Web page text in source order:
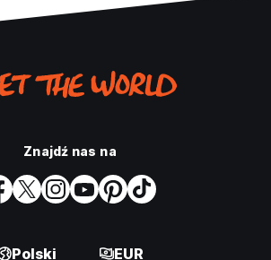
Znajdź nas na
Polski EUR